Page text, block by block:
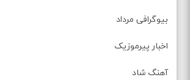
بیوگرافی مرداد
اخبار پیرموزیک
آهنگ شاد